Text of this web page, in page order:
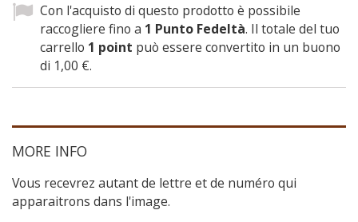
Con l'acquisto di questo prodotto è possibile
raccogliere fino a 1 Punto Fedeltà. Il totale del tuo
carrello 1 point può essere convertito in un buono
di 1,00 €.
MORE INFO
Vous recevrez autant de lettre et de numéro qui
apparaitrons dans l'image.